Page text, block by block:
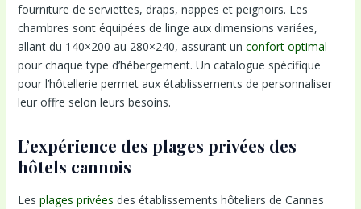
fourniture de serviettes, draps, nappes et peignoirs. Les
chambres sont équipées de linge aux dimensions variées,
allant du 140×200 au 280×240, assurant un confort optimal
pour chaque type d’hébergement. Un catalogue spécifique
pour l’hôtellerie permet aux établissements de personnaliser
leur offre selon leurs besoins.
L’expérience des plages privées des
hôtels cannois
Les plages privées des établissements hôteliers de Cannes